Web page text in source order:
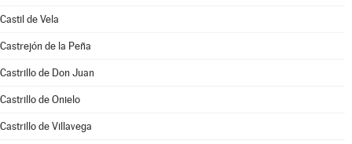
Castil de Vela
Castrejón de la Peña
Castrillo de Don Juan
Castrillo de Onielo
Castrillo de Villavega